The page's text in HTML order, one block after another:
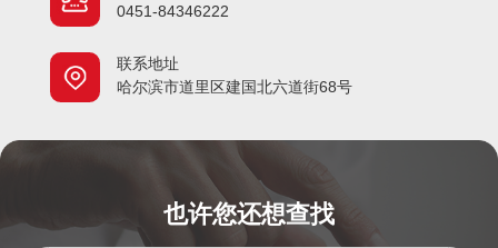
0451-84346222
联系地址
哈尔滨市道里区建国北六道街68号
也许您还想查找